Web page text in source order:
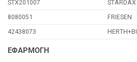
STX201007
STARDAX
8080051
FRIESEN
42438073
ΕΦΑΡΜΟΓΗ